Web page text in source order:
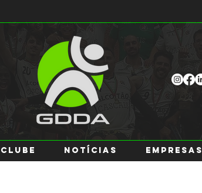
CLUBE NOTÍCIAS EMPRESAS